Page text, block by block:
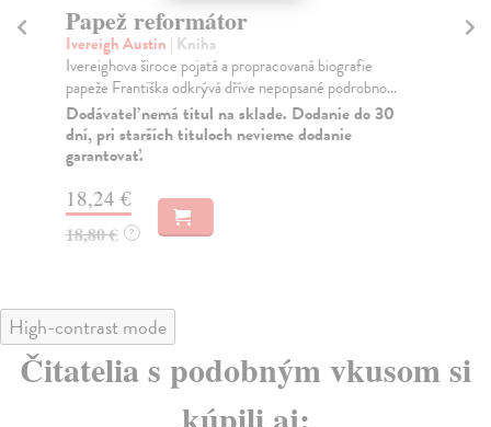
Papež reformátor
Ivereigh Austin | Kniha
Ivereighova široce pojatá a propracovaná biografie
papeže Františka odkrývá dříve nepopsané podrobno...
Dodávateľ nemá titul na sklade. Dodanie do 30
dní, pri starších tituloch nevieme dodanie
garantovať.
18,24 €
18,80 € ?
High-contrast mode
Čitatelia s podobným vkusom si